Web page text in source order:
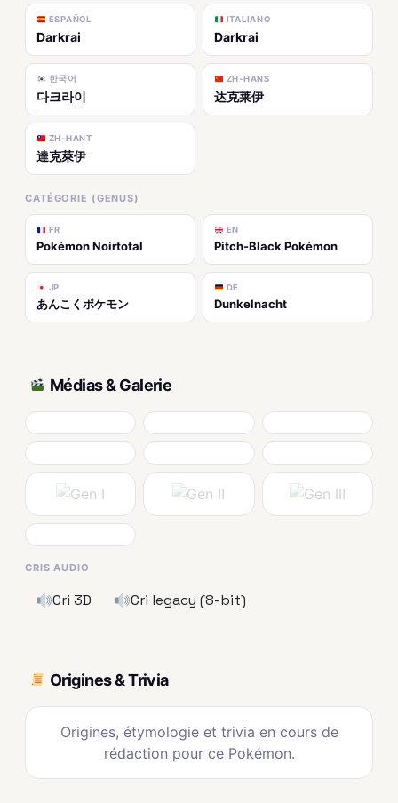
ESPAÑOL
Darkrai
ITALIANO
Darkrai
한국어
다크라이
ZH-HANS
达克莱伊
ZH-HANT
達克萊伊
CATÉGORIE (GENUS)
FR
Pokémon Noirtotal
EN
Pitch-Black Pokémon
JP
あんこくポケモン
DE
Dunkelnacht
Médias & Galerie
CRIS AUDIO
Cri 3D Cri legacy (8-bit)
Origines & Trivia
Origines, étymologie et trivia en cours de
rédaction pour ce Pokémon.